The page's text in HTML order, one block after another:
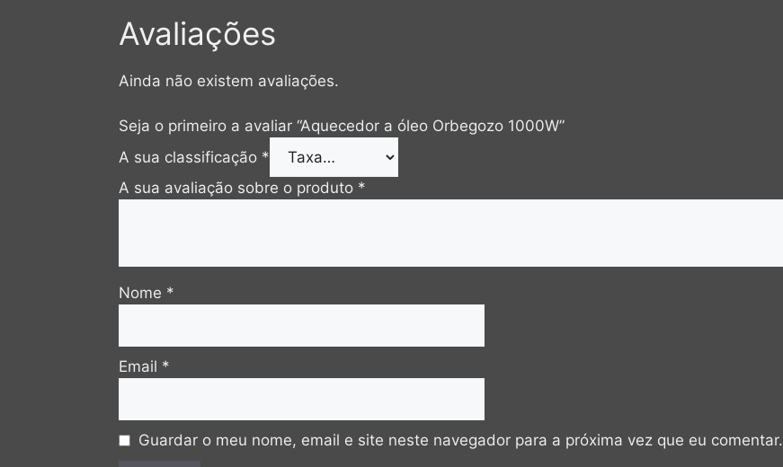
Avaliações
Ainda não existem avaliações.
Seja o primeiro a avaliar “Aquecedor a óleo Orbegozo 1000W”
A sua classificação *
A sua avaliação sobre o produto *
Nome *
Email *
Guardar o meu nome, email e site neste navegador para a próxima vez que eu comentar.